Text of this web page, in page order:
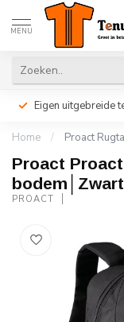
MENU
Eigen uitgebreide
Home / Proact
Proact
bodem│Zwart
PROACT